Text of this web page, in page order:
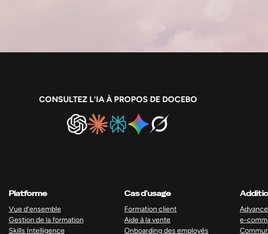
CONSULTEZ L’IA À PROPOS DE DOCEBO
Platforme
Vue d’ensemble
Gestion de la formation
Skills Intelligence
Cas d’usage
Formation client
Aide à la vente
Onboarding des employés
e-